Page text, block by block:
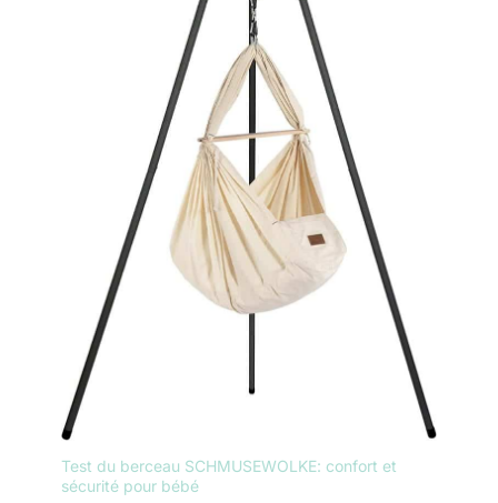
Test du berceau SCHMUSEWOLKE: confort et
sécurité pour bébé